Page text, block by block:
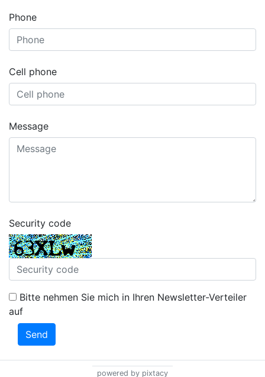
Phone
Cell phone
Message
Security code
Bitte nehmen Sie mich in Ihren Newsletter-Verteiler
auf
Send
powered by pixtacy